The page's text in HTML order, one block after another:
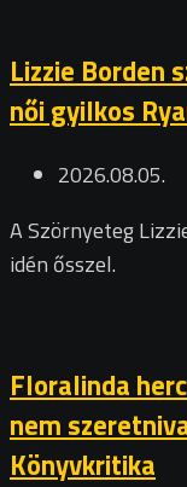
Lizzie Borden
női gyilkos
2026.08.05.
A Szörnyeteg
idén ősszel.
Floralinda
nem
Könyvkritika